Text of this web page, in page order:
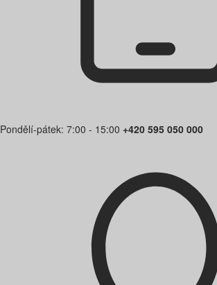
Pondělí-pátek: 7:00 - 15:00 +420 595 050 000